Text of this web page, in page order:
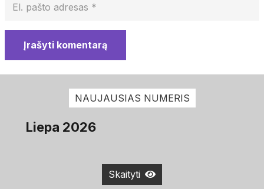
Įrašyti komentarą
NAUJAUSIAS NUMERIS
Liepa 2026
Skaityti